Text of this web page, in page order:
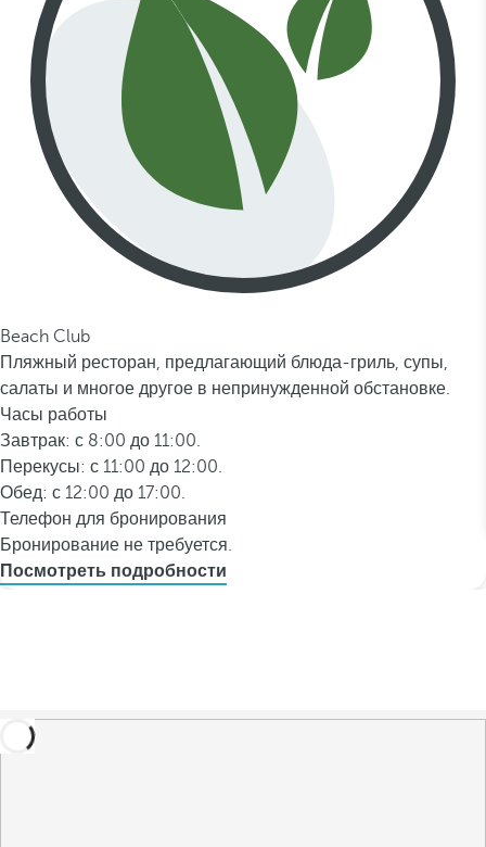
Beach Club
Пляжный ресторан, предлагающий блюда-гриль, супы,
салаты и многое другое в непринужденной обстановке.
Часы работы
Завтрак: с 8:00 до 11:00.
Перекусы: с 11:00 до 12:00.
Обед: с 12:00 до 17:00.
Телефон для бронирования
Бронирование не требуется.
Посмотреть подробности